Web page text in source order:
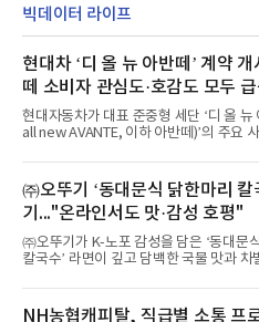
빅데이터 라이프
현대차 ‘디 올 뉴 아반떼’ 계약
떼 소비자 관심도·호감도 모두
현대자동차가 대표 준중형 세단 ‘디 올 뉴
all new AVANTE, 이하 아반떼)’의 주요
떼는 6년 만에 선보이는 8세대 완전변경
교한 선과 면을 중심으로 완성한 파격적
과거 중형 세단 수준으로 확대된 차체 제
최고 수준의 안전성 ▲성능과 효율을 동시
행 완성도 ▲첨단 편의 및 디지털 사양 적
글로벌 준중형 세단의 새로운 기준을 세
는 가솔린 2.0과 1.6 하이브리드 두 가지
넘
㈜오뚜기 ‘동대문식 닭한마리 칼
기..."온라인서도 맛·감성 호평"
㈜오뚜기가 K-노포 감성을 담은 ‘동대문
칼국수’ 라면이 깊고 담백한 국물 맛과 차
혔다.‘동대문식 닭한마리 칼국수’는 예상
소비자 호응에 힘입어 지난 7월 13일 첫
NH농협캐피탈, 직급별 소통 프